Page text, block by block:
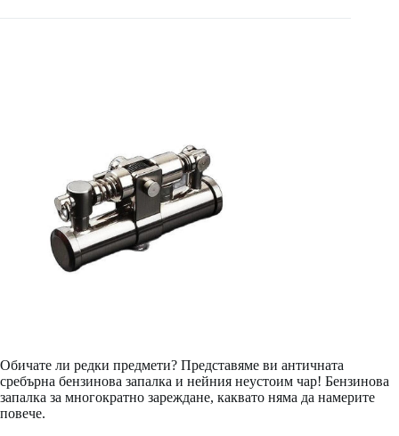
Обичате ли редки предмети? Представяме ви античната
сребърна бензинова запалка и нейния неустоим чар! Бензинова
запалка за многократно зареждане, каквато няма да намерите
повече.